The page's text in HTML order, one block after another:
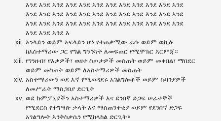
እንደ እንደ እንደ እንደ እንደ እንደ እንደ እንደ እንደ እንደ እንደ እንደ
እንደ እንደ እንደ እንደ እንደ እንደ እንደ እንደ እንደ እንደ እንደ እንደ
እንደ እንደ እንደ እንደ እንደ እንደ እንደ እንደ እንደ እንደ እንደ እንደ
እንደ እንደ እንደ እ
ኦንላይን ወይም ኦፍላይን ሆነ የተጠቃሚው ራሱ ወይም ወኪሉ
ከአስተማሪው ጋር የግል ግንኙነት ለመፍጠር የሚሞክር እርምጃ።
የገንዘብ፣ የእቃዎች፣ ወዘተ ስጦታዎች መስጠት ወይም መቀበል፣ ማበደር
ወይም መስጠት ወይም ለአስተማሪዎች መስጠት
አስተማሪውን ወደ እኛ የሚወዳደሩ አገልግሎቶች ወይም ኩባንያዎች
ለመሥራት ማስጋበያ ድርጊት
ወደ ኩምፓኒያችን አስተማሪዎች እና ደንበኛ ድጋፍ ሠራተኞች
የሚደርስ የተግሣጽ ቃላት እና ማስጠንቀቂያ ወይም የደንበኛ ድጋፍ
አገልግሎት እንቅስቃሴን የሚከላከል ድርጊት።